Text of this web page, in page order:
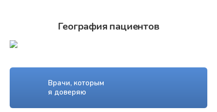
География пациентов
Врачи, которым
я доверяю